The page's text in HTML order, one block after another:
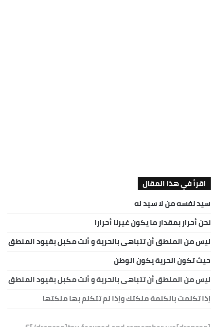
اقرأ في هذا المقال
سيد نفسه من لا سيد له
نحن أحرار بمقدار ما يكون غيرنا أحرارا
ليس من المنطق أن تتباهى بالحرية و أنت مكبل بقيود المنطق
حيث تكون الحرية يكون الوطن
ليس من المنطق أن تتباهى بالحرية و أنت مكبل بقيود المنطق
إذا تكلمت بالكلمة ملكتك وإذا لم تتكلم بها ملكتها